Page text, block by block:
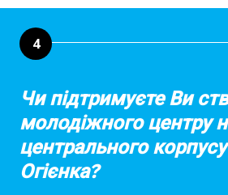
4
Чи підтримуєте Ви
молодіжного центру
центрального
Огієнка?